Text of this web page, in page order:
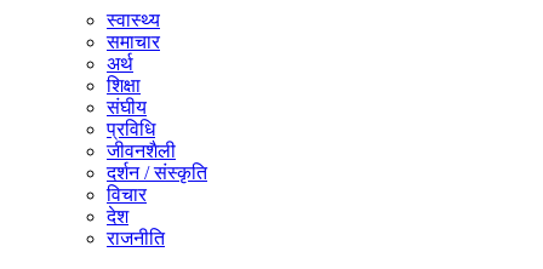
स्वास्थ्य
समाचार
अर्थ
शिक्षा
संघीय
प्रविधि
जीवनशैली
दर्शन / संस्कृति
विचार
देश
राजनीति